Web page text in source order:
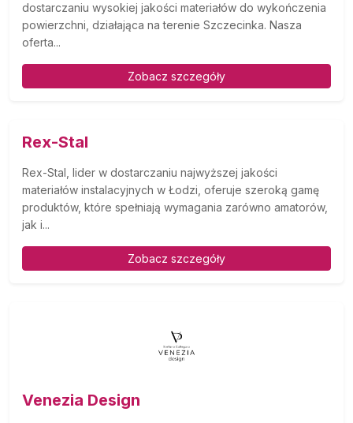
dostarczaniu wysokiej jakości materiałów do wykończenia
powierzchni, działająca na terenie Szczecinka. Nasza
oferta...
Zobacz szczegóły
Rex-Stal
Rex-Stal, lider w dostarczaniu najwyższej jakości
materiałów instalacyjnych w Łodzi, oferuje szeroką gamę
produktów, które spełniają wymagania zarówno amatorów,
jak i...
Zobacz szczegóły
Venezia Design